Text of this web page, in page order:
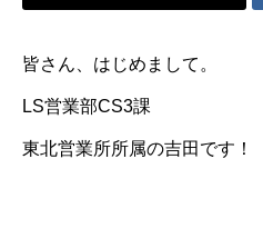
皆さん、はじめまして。
LS営業部CS3課
東北営業所所属の吉田です！